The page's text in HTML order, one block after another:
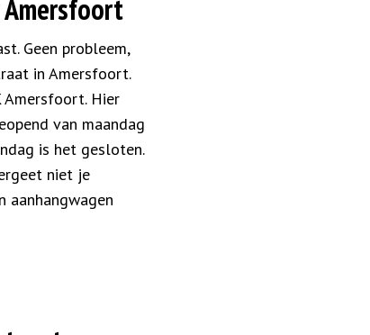
Geen probleem,
in Amersfoort.
Amersfoort. Hier
van maandag
is het gesloten.
niet je
aanhangwagen